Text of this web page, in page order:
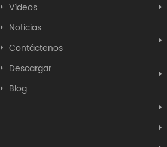
Vídeos
Noticias
Contáctenos
Descargar
Blog